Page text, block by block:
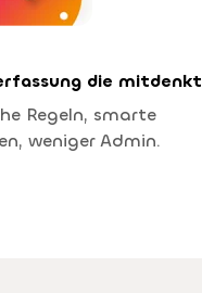
die
Regeln, smarte
weniger Admin.